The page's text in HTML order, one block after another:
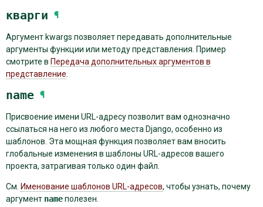
кварги ¶
Аргумент kwargs позволяет передавать дополнительные
аргументы функции или методу представления. Пример
смотрите в Передача дополнительных аргументов в
представление.
name ¶
Присвоение имени URL-адресу позволит вам однозначно
ссылаться на него из любого места Django, особенно из
шаблонов. Эта мощная функция позволяет вам вносить
глобальные изменения в шаблоны URL-адресов вашего
проекта, затрагивая только один файл.
См. Именование шаблонов URL-адресов, чтобы узнать, почему
аргумент nameполезен.